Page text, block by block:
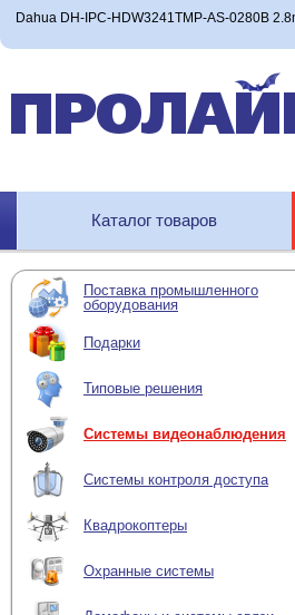
Dahua DH-IPC-HDW3241TMP-AS-0280B
Каталог товаров
Поставка промышленного
оборудования
Подарки
Типовые решения
Системы видеонаблюдения
Системы контроля доступа
Квадрокоптеры
Охранные системы